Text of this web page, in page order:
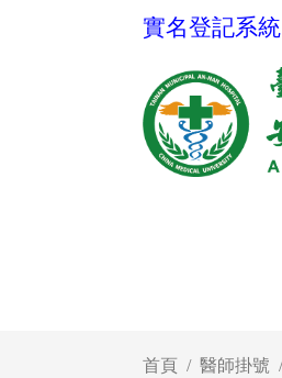
實名登記系統
首頁 醫師掛號